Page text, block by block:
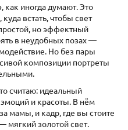
иногда думают. Это
встать, чтобы свет
но эффектный
в неудобных позах —
Но без пары
композиции портреты
считаю: идеальный
и красоты. В нём
мамы, и кадр, где вы стоите
мягкий золотой свет.